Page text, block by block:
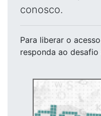
conosco.
Para liberar o acesso
responda ao desafio